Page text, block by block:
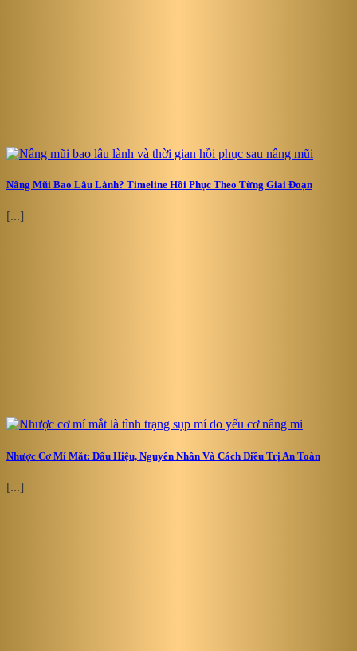
Nâng Mũi Bao Lâu Lành? Timeline Hồi Phục Theo Từng Giai Đoạn
[...]
Nhược Cơ Mí Mắt: Dấu Hiệu, Nguyên Nhân Và Cách Điều Trị An Toàn
[...]